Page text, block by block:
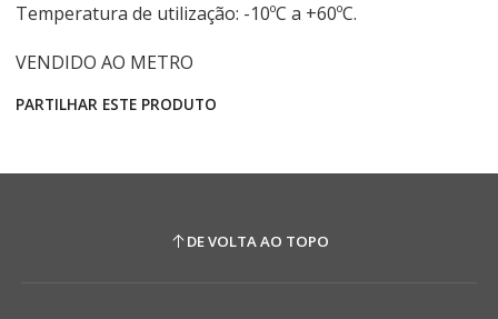
Temperatura de utilização: -10ºC a +60ºC.
VENDIDO AO METRO
PARTILHAR ESTE PRODUTO
DE VOLTA AO TOPO